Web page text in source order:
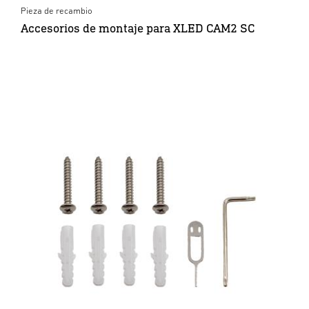
Pieza de recambio
Accesorios de montaje para XLED CAM2 SC